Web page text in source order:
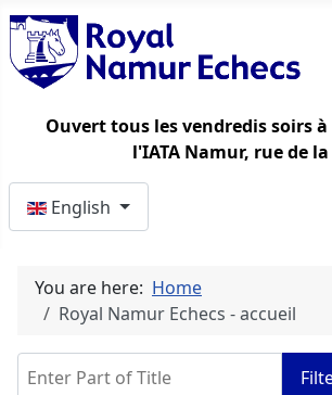
Ouvert tous les vendredis soirs
l'IATA Namur, rue de
English
You are here: Home
Royal Namur Echecs - accueil